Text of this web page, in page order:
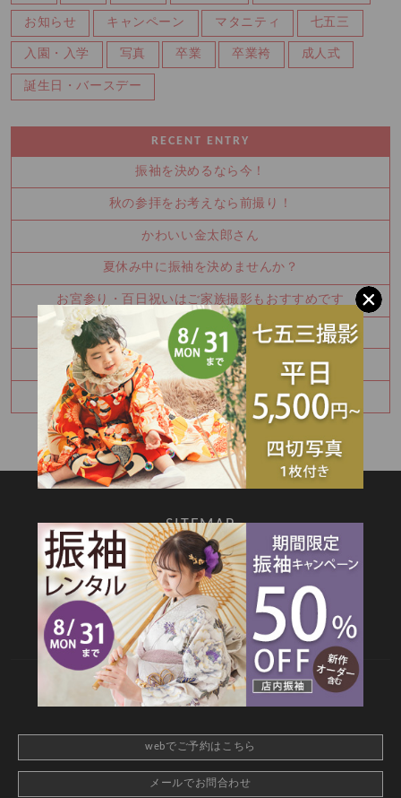
お知らせ キャンペーン マタニティ 七五三
入園・入学 写真 卒業 卒業袴 成人式
誕生日・バースデー
RECENT ENTRY
振袖を決めるなら今！
秋の参拝をお考えなら前撮り！
かわいい金太郎さん
夏休み中に振袖を決めませんか？
お宮参り・百日祝いはご家族撮影もおすすめです
七五三8月キャンペーン✨
ハーフバースデー撮影のご予約承り中です
明日7/25(土)振袖レンタル見学空きあります！
SITEMAP
TOP 新着情報
撮影メニュー
料金・商品
キャンペーン
店舗情報
よくあるご質問
お問合せ
web撮影予約
CONTACT
webでご予約はこちら
メールでお問合わせ